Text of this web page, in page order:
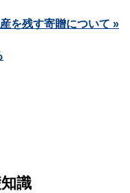
を残す寄贈について »
識